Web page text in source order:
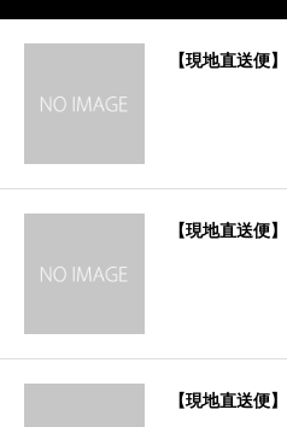
【現地直送便
【現地直送便
【現地直送便